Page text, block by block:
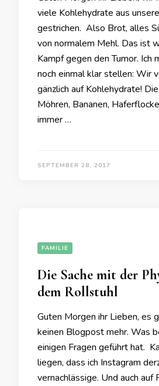
viele Kohlehydrate aus
gestrichen. Also Brot, alles
von normalem Mehl. Das ist
Kampf gegen den Tumor. Ich
noch einmal klar stellen: Wir
gänzlich auf Kohlehydrate!
Möhren, Bananen,
immer …
SEPTEMBER 28, 2017
FAMILIE
Die Sache mit der
dem Rollstuhl
Guten Morgen ihr Lieben, es
keinen Blogpost mehr. Was
einigen Fragen geführt hat.
liegen, dass ich Instagram
vernachlässige. Und auch auf